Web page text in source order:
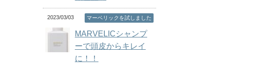
2023/03/03 マーベリックを試しました
MARVELICシャンプ
ーで頭皮からキレイ
に！！